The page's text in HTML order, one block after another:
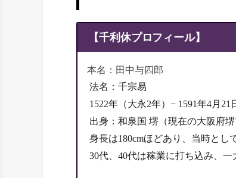
【千利休プロフィール】
本名：田中与四郎
法名：千宗易
1522年（大永2年）− 1591年4月21
出身：和泉国 堺（現在の大阪府堺
身長は180cmほどあり、当時とし
30代、40代は稼業に打ち込み、